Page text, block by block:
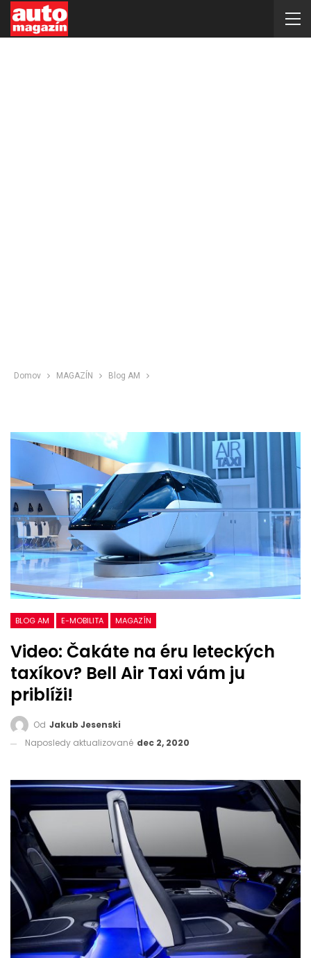
Domov MAGAZÍN Blog AM
BLOG AM E-MOBILITA MAGAZÍN
Video: Čakáte na éru leteckých
taxíkov? Bell Air Taxi vám ju
priblíži!
Od Jakub Jesenski
Naposledy aktualizované dec 2, 2020